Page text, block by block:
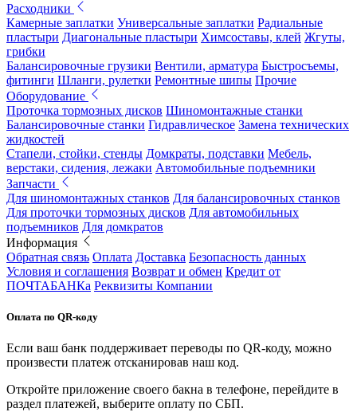
Расходники
Камерные заплатки Универсальные заплатки Радиальные
пластыри Диагональные пластыри Химсоставы, клей Жгуты,
грибки
Балансировочные грузики Вентили, арматура Быстросъемы,
фитинги Шланги, рулетки Ремонтные шипы Прочие
Оборудование
Проточка тормозных дисков Шиномонтажные станки
Балансировочные станки Гидравлическое Замена технических
жидкостей
Стапели, стойки, стенды Домкраты, подставки Мебель,
верстаки, сидения, лежаки Автомобильные подъемники
Запчасти
Для шиномонтажных станков Для балансировочных станков
Для проточки тормозных дисков Для автомобильных
подъемников Для домкратов
Информация
Обратная связь Оплата Доставка Безопасность данных
Условия и соглашения Возврат и обмен Кредит от
ПОЧТАБАНКа Реквизиты Компании
Оплата по QR-коду
Если ваш банк поддерживает переводы по QR-коду, можно
произвести платеж отсканировав наш код.
Откройте приложение своего бакна в телефоне, перейдите в
раздел платежей, выберите оплату по СБП.